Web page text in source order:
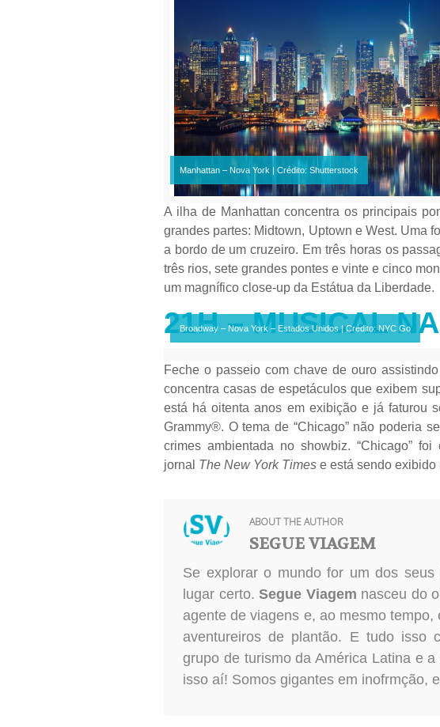
Manhattan – Nova York | Crédito: Shutterstock
A ilha de Manhattan concentra os principais
grandes partes: Midtown, Uptown e West. Uma
a bordo de um cruzeiro. Em três horas os
três rios, sete grandes pontes e vinte e cinco
um magnífico close-up da Estátua da Liberdade.
21H – MUSICAL
Broadway – Nova York – Estados Unidos | Crédito: NYC Go
Feche o passeio com chave de ouro
concentra casas de espetáculos que exibem
está há oitenta anos em exibição e já faturou
Grammy®. O tema de “Chicago” não poderia
crimes ambientada no showbiz. “Chicago”
jornal The New York Times e está sendo exibido
ABOUT THE AUTHOR
SEGUE VIAGEM
Se explorar o mundo for um dos
lugar certo.Segue Viagem nasceu do
agente de viagens e, ao mesmo
aventureiros de plantão. E tudo isso
grupo de turismo da América Latina e
isso aí! Somos gigantes em inofrmção,